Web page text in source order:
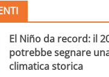
El Niño da record: il
potrebbe segnare
climatica storica